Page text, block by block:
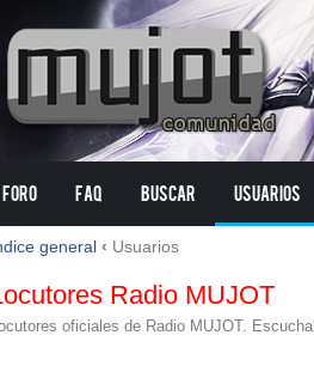
Foro FAQ Buscar Usuarios
general ‹ Usuarios
Radio MUJOT
oficiales de Radio MUJOT.